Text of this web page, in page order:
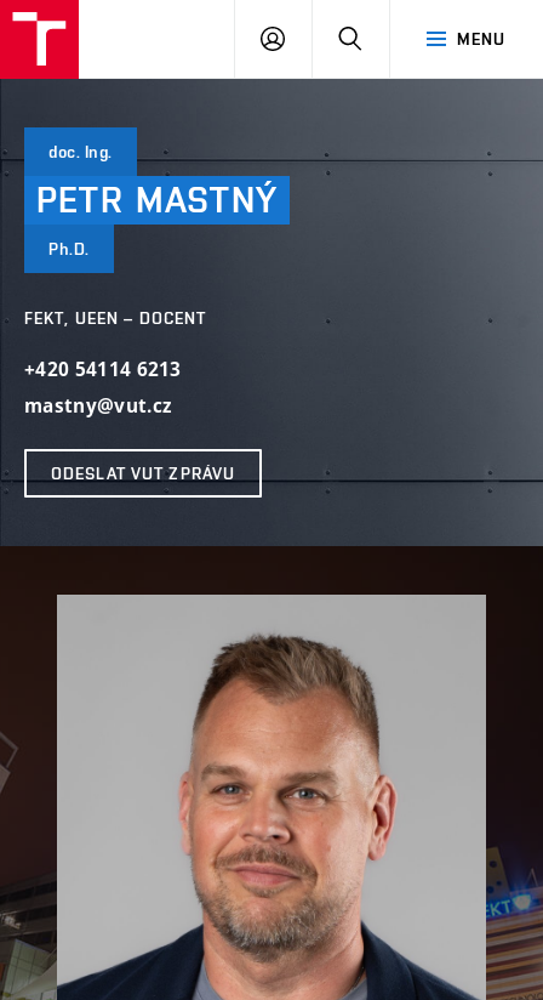
MENU
PŘIHLÁSIT
doc. Ing.
PETR MASTNÝ
Ph.D.
FEKT, UEEN – DOCENT
+420 54114 6213
mastny@vut.cz
ODESLAT VUT ZPRÁVU